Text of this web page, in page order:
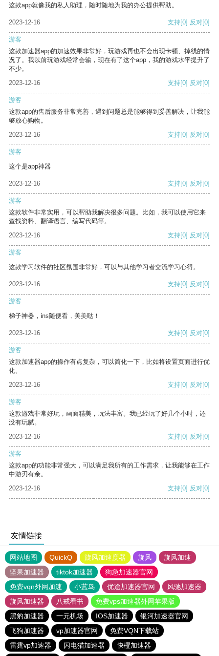
这款app就像我的私人助理，随时随地为我的办公提供帮助。
2023-12-16 支持[0] 反对[0]
游客
这款加速器app的加速效果非常好，玩游戏再也不会出现卡顿、掉线的情
况了。我以前玩游戏经常会输，现在有了这个app，我的游戏水平提升了
不少。
2023-12-16
支持[0] 反对[0]
游客
这款app的售后服务非常完善，遇到问题总是能够得到妥善解决，让我能
够放心购物。
2023-12-16
支持[0] 反对[0]
游客
这个是app神器
2023-12-16 支持[0] 反对[0]
游客
这款软件非常实用，可以帮助我解决很多问题。比如，我可以使用它来
查找资料、翻译语言、编写代码等。
2023-12-16
支持[0] 反对[0]
游客
这款学习软件的社区氛围非常好，可以与其他学习者交流学习心得。
2023-12-16 支持[0] 反对[0]
游客
梯子神器，ins随便看，美美哒！
2023-12-16 支持[0] 反对[0]
游客
这款加速器app的操作有点复杂，可以简化一下，比如将设置页面进行优
化。
2023-12-16
支持[0] 反对[0]
游客
这款游戏非常好玩，画面精美，玩法丰富。我已经玩了好几个小时，还
没有玩腻。
2023-12-16
支持[0] 反对[0]
游客
这款app的功能非常强大，可以满足我所有的工作需求，让我能够在工作
中游刃有余。
2023-12-16
支持[0] 反对[0]
友情链接
网站地图 QuickQ 旋风加速度器 旋风
旋风加速
坚果加速器
tiktok加速器
狗急加速器官网
免费vqn外网加速
小蓝鸟 优途加速器官网
风驰加速器
旋风加速器
八戒看书
免费vps加速器外网苹果版
黑豹加速器
一元机场 IOS加速器
银河加速器官网
飞狗加速器
vp加速器官网
免费VQN下载站
雷霆vp加速器
闪电猫加速器 快橙加速器